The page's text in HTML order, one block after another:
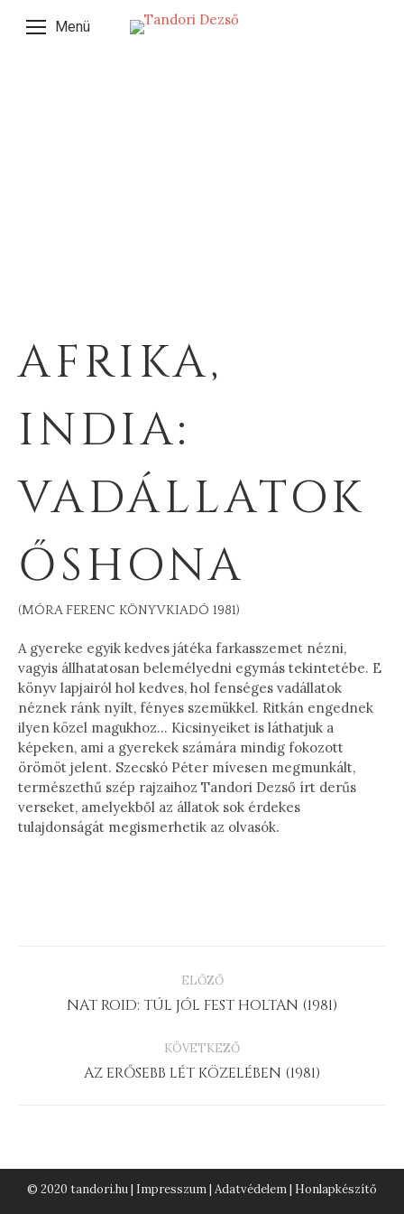
Menü
AFRIKA,
INDIA:
VADÁLLATOK
ŐSHONA
(MÓRA FERENC KÖNYVKIADÓ 1981)
A gyereke egyik kedves játéka farkasszemet nézni,
vagyis állhatatosan belemélyedni egymás tekintetébe. E
könyv lapjairól hol kedves, hol fenséges vadállatok
néznek ránk nyílt, fényes szemükkel. Ritkán engednek
ilyen közel magukhoz… Kicsinyeiket is láthatjuk a
képeken, ami a gyerekek számára mindig fokozott
örömöt jelent. Szecskó Péter mívesen megmunkált,
természethű szép rajzaihoz Tandori Dezső írt derűs
verseket, amelyekből az állatok sok érdekes
tulajdonságát megismerhetik az olvasók.
PROJECT
NAVIGATION
ELŐZŐ
Previous
NAT ROID: TÚL JÓL FEST HOLTAN (1981)
KÖVETKEZŐ
Next
AZ ERŐSEBB LÉT KÖZELÉBEN (1981)
© 2020 tandori.hu | Impresszum| Adatvédelem| Honlapkészítő